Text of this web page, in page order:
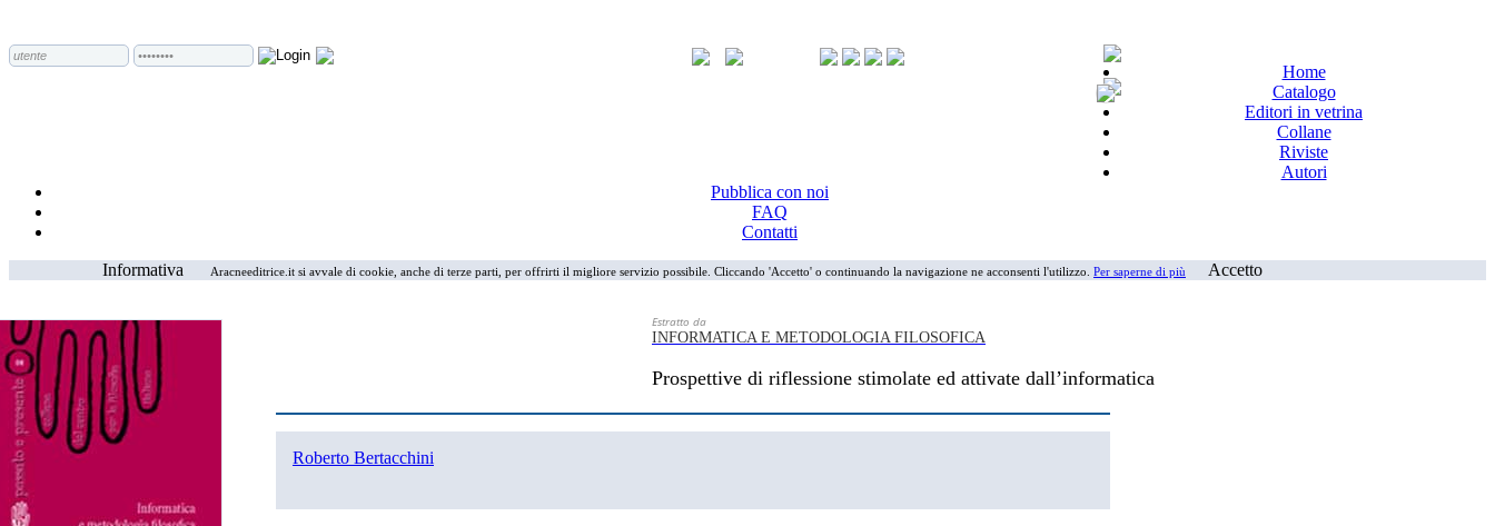
Home
Catalogo
Editori in vetrina
Collane
Riviste
Autori
Pubblica con noi
FAQ
Contatti
Informativa
Aracneeditrice.it si avvale di cookie, anche di terze parti, per offrirti il migliore servizio possibile. Cliccando 'Accetto' o continuando la navigazione ne acconsenti l'utilizzo. Per saperne di più Accetto
Estratto da
INFORMATICA E METODOLOGIA FILOSOFICA
Prospettive di riflessione stimolate ed attivate dall’informatica
Roberto Bertacchini